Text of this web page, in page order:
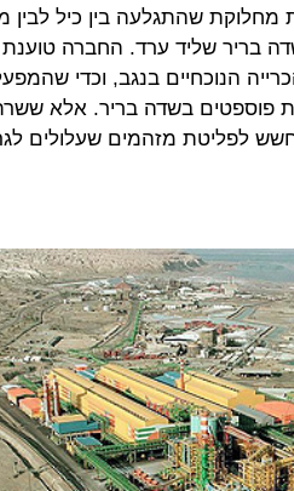
שהתגלעה בין כיל לבין
הנוכחיים בנגב, וכדי
פוספטים בשדה בריר. אלא
לפליטת מזהמים שעלולים